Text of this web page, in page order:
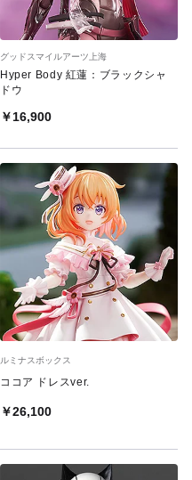
グッドスマイルアーツ上海
Hyper Body 紅蓮：ブラックシャ
ドウ
￥16,900
ルミナスボックス
ココア ドレスver.
￥26,100